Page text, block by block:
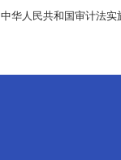
中华人民共和国审计法实